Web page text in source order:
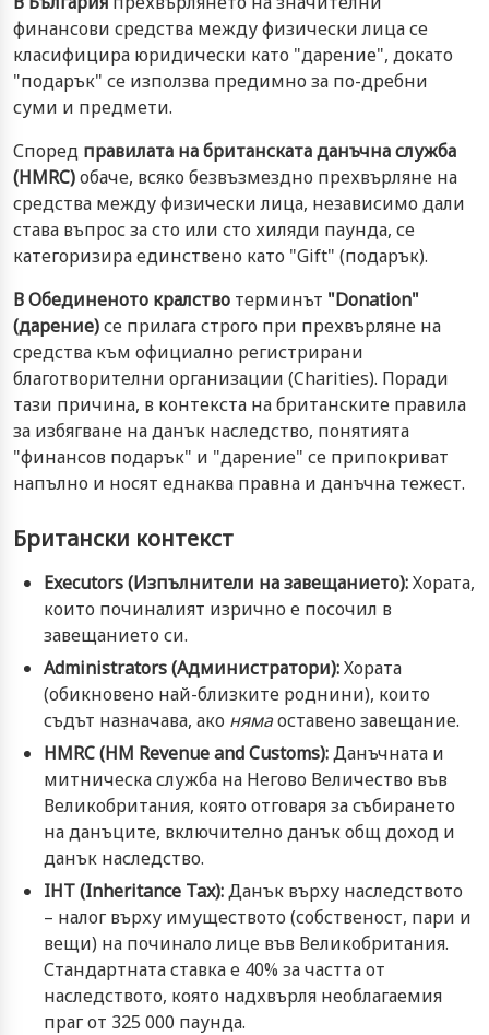
финансови средства между физически лица се
класифицира юридически като "дарение", докато
"подарък" се използва предимно за по-дребни
суми и предмети.
Според правилата на британската данъчна служба
(HMRC)обаче, всяко безвъзмездно прехвърляне на
средства между физически лица, независимо дали
става въпрос за сто или сто хиляди паунда, се
категоризира единствено като "Gift" (подарък).
В Обединеното кралство терминът "Donation"
(дарение)се прилага строго при прехвърляне на
средства към официално регистрирани
благотворителни организации (Charities). Поради
тази причина, в контекста на британските правила
за избягване на данък наследство, понятията
"финансов подарък" и "дарение" се припокриват
напълно и носят еднаква правна и данъчна тежест.
Британски контекст
Executors (Изпълнители на завещанието):Хората,
които починалият изрично е посочил в
завещанието си.
Administrators (Администратори):Хората
(обикновено най-близките роднини), които
съдът назначава, ако нямаоставено завещание.
HMRC (HM Revenue and Customs):Данъчната и
митническа служба на Негово Величество във
Великобритания, която отговаря за събирането
на данъците, включително данък общ доход и
данък наследство.
IHT (Inheritance Tax):Данък върху наследството
– налог върху имуществото (собственост, пари и
вещи) на починало лице във Великобритания.
Стандартната ставка е 40% за частта от
наследството, която надхвърля необлагаемия
праг от 325 000 паунда.